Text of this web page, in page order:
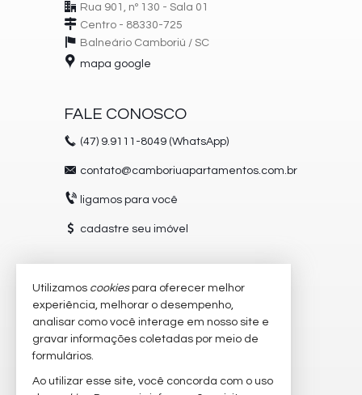
Rua 901, nº 130 - Sala 01
Centro - 88330-725
Balneário Camboriú / SC
mapa google
FALE CONOSCO
(47) 9.9111-8049 (WhatsApp)
contato@camboriuapartamentos.com.br
ligamos para você
cadastre seu imóvel
VEJA MAIS
receba nosso newsletter
imóveis favoritos
Utilizamos cookiespara oferecer melhor
experiência, melhorar o desempenho,
analisar como você interage em nosso site e
gravar informações coletadas por meio de
formulários.
Ao utilizar esse site, você concorda com o uso